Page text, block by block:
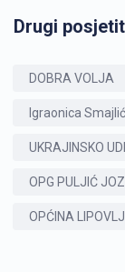
Drugi
DOBRA VOLJA
Igraonica
UKRAJINSKO
OPG PULJIĆ
OPĆINA